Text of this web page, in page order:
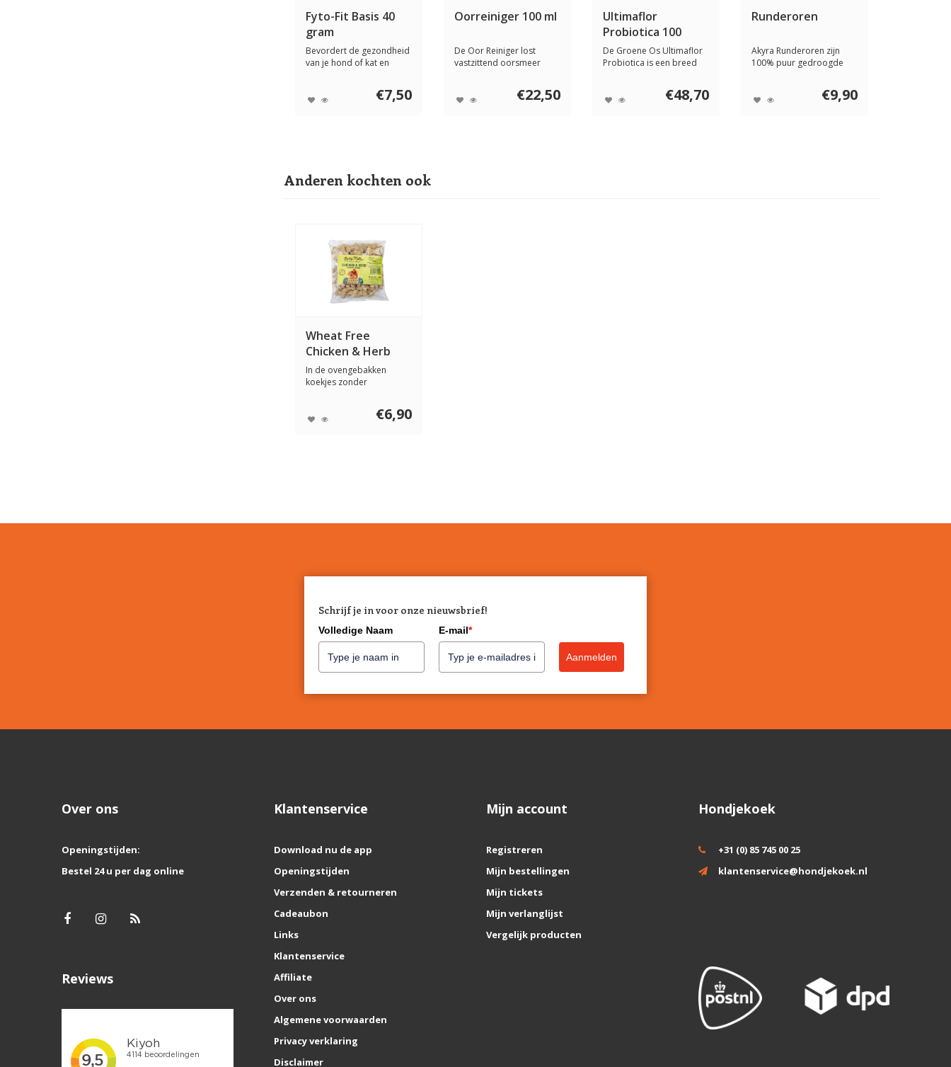
Fyto-Fit Basis 40
gram
Bevordert de gezondheid
van je hond of kat en
€7,50
Oorreiniger 100 ml
De Oor Reiniger lost
vastzittend oorsmeer
€22,50
Ultimaflor
Probiotica 100
gram
De Groene Os Ultimaflor
Probiotica is een breed
€48,70
Runderoren
Akyra Runderoren zijn
100% puur gedroogde
€9,90
Anderen kochten ook
Wheat Free
Chicken & Herb
bones 400 gram
In de ovengebakken
koekjes zonder
€6,90
Schrijf je in voor onze nieuwsbrief!
Volledige Naam E-mail*
Aanmelden
Over ons
Openingstijden:
Bestel 24 u per dag online
Reviews
Klantenservice
Download nu de app
Openingstijden
Verzenden & retourneren
Cadeaubon
Links
Klantenservice
Affiliate
Over ons
Algemene voorwaarden
Privacy verklaring
Disclaimer
Mijn account
Registreren
Mijn bestellingen
Mijn tickets
Mijn verlanglijst
Vergelijk producten
Hondjekoek
+31 (0) 85 745 00 25
klantenservice@hondjekoek.nl